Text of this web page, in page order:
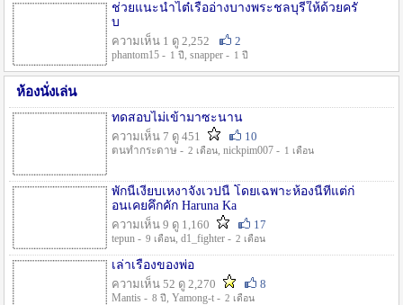
ช่วยแนะนำไต๋เรืออ่างบางพระชลบุรีให้ด้วยครั
บ
ความเห็น 1 ดู 2,252
2
phantom15 - 1 ปี , snapper - 1 ปี
ห้องนั่งเล่น
ทดสอบไม่เข้ามาซะนาน
ความเห็น 7 ดู 451
10
ตนทำกระดาษ - 2 เดือน, nickpim007 - 1 เดือน
พักนี้เงียบเหงาจังเวปนี้ โดยเฉพาะห้องนี้ที่แต่ก่
อนเคยคึกคัก Haruna Ka
ความเห็น 9 ดู 1,160
17
tepun - 9 เดือน, d1_fighter - 2 เดือน
เล่าเรื่องของพ่อ
ความเห็น 52 ดู 2,270
8
Mantis - 8 ปี , Yamong-t - 2 เดือน